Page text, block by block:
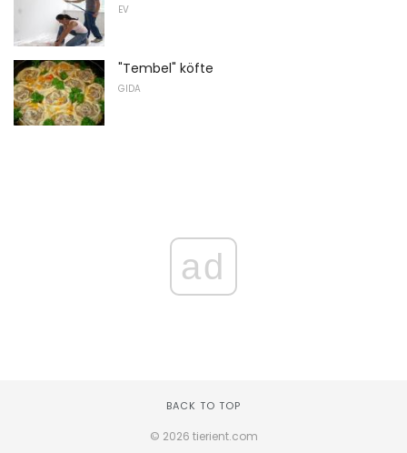
EV
"Tembel" köfte
GIDA
ad
BACK TO TOP
© 2026 tierient.com